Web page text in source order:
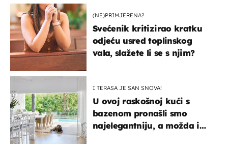
(NE)PRIMJERENA?
Svećenik kritizirao kratku
odjeću usred toplinskog
vala, slažete li se s njim?
I TERASA JE SAN SNOVA!
U ovoj raskošnoj kući s
bazenom pronašli smo
najelegantniju, a možda i